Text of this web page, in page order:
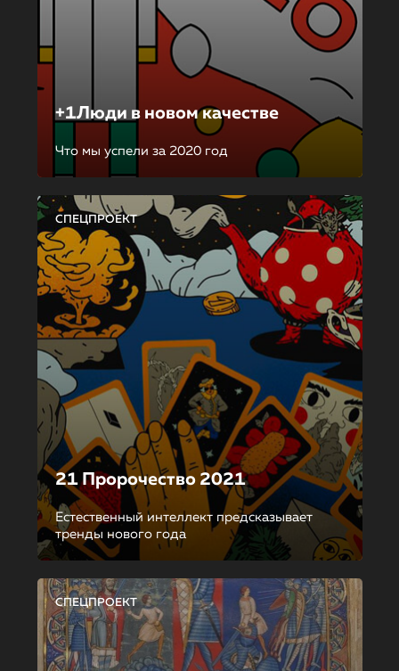
+1Люди в новом качестве
Что мы успели за 2020 год
СПЕЦПРОЕКТ
21 Пророчество 2021
Естественный интеллект предсказывает
тренды нового года
СПЕЦПРОЕКТ